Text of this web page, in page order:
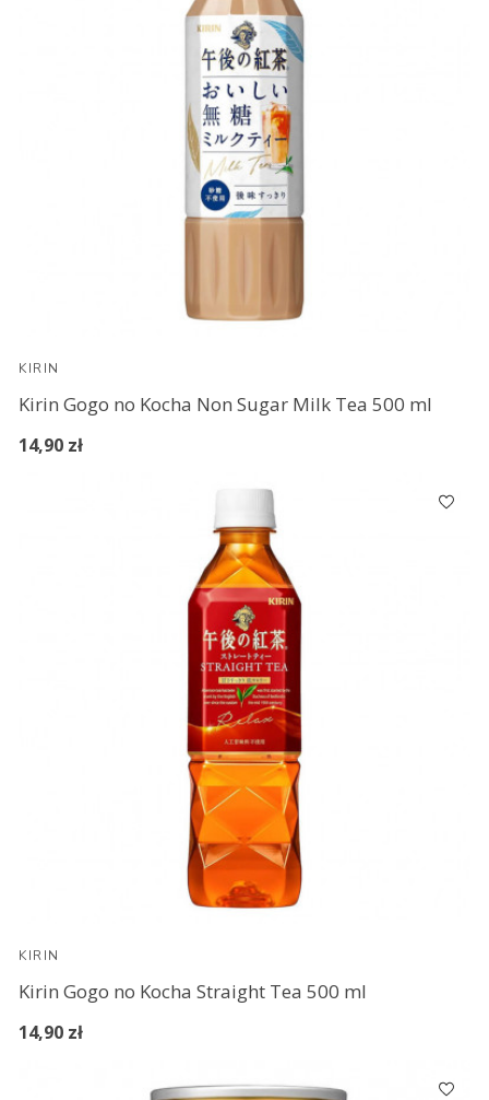
KIRIN
Kirin Gogo no Kocha Non Sugar Milk Tea 500 ml
14,90 zł
KIRIN
Kirin Gogo no Kocha Straight Tea 500 ml
14,90 zł